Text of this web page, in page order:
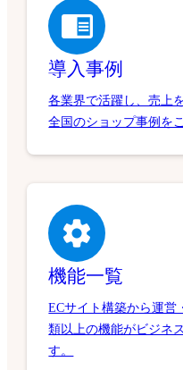
導入事例
各業界で活躍し、売上
全国のショップ事例を
機能一覧
ECサイト構築から運営
類以上の機能がビジネ
す。